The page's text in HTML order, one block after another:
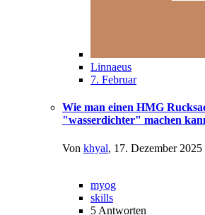
Linnaeus
7. Februar
Wie man einen HMG
"wasserdichter" machen
Von khyal, 17. Dezember 2025
myog
skills
5 Antworten